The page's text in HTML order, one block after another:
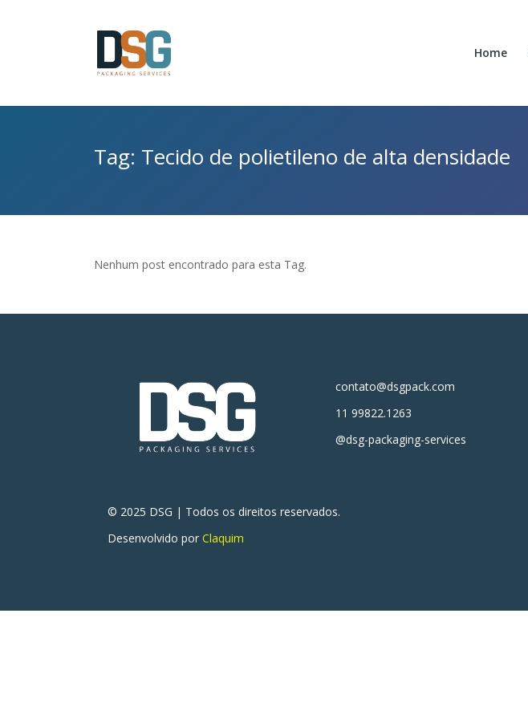
Home
Tag: Tecido de polietileno de alta densidade
Nenhum post encontrado para esta Tag.
contato@dsgpack.com
11 99822.1263
@dsg-packaging-services
© 2025 DSG | Todos os direitos reservados.
Desenvolvido porClaquim